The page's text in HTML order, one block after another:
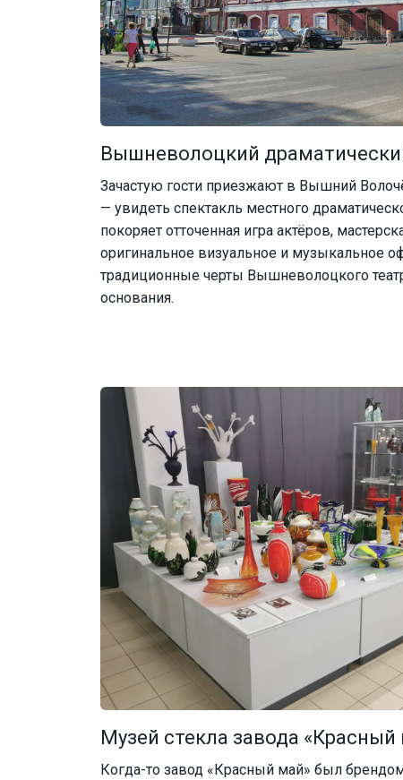
Вышневолоцкий
Зачастую гости приезжают в Вышний
— увидеть спектакль местного
покоряет отточенная игра актёров,
оригинальное визуальное и музыкальное
традиционные черты Вышневолоцкого
основания.
Музей стекла завода «Красный
Когда-то завод «Красный май» был